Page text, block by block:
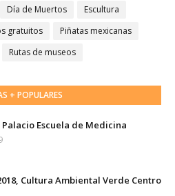
Día de Muertos
Escultura
gratuitos
Piñatas mexicanas
Rutas de museos
+ POPULARES
Escuela de Medicina
Cultura Ambiental Verde Centro